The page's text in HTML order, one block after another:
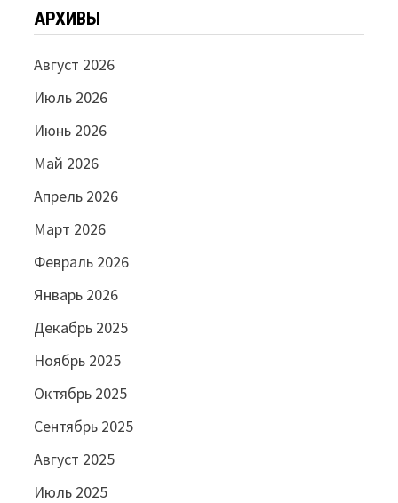
АРХИВЫ
Август 2026
Июль 2026
Июнь 2026
Май 2026
Апрель 2026
Март 2026
Февраль 2026
Январь 2026
Декабрь 2025
Ноябрь 2025
Октябрь 2025
Сентябрь 2025
Август 2025
Июль 2025